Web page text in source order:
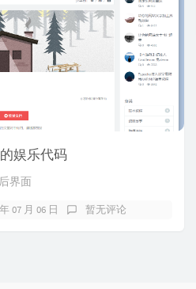
的娱乐代码
界面
07 月 06 日 暂无评论